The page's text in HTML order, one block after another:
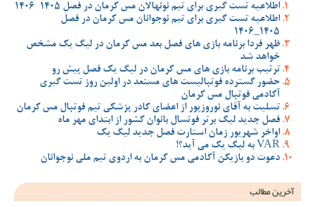
اطلاعیه تست گیری برای تیم نونهالان مس کرمان در فصل 1405-1406
اطلاعیه تست گیری برای تیم نوجوانان مس کرمان در فصل
1405_1406
ظهر فردا برنامه بازی های فصل بعد مس کرمان در لیگ یک مشخص
خواهد شد
ترتیب برنامه بازی های مس کرمان در لیگ یک فصل پیش رو
حضور گسترده فوتبالیست های مستعد در اولین روز تست گیری
آکادمی فوتبال مس کرمان
تسلیت به آقای نوروزپور از اعضای کادر پزشکی تیم فوتبال مس کرمان
فصل جدید لیگ برتر فوتسال بانوان کشور از ابتدای مهر ماه
اواخر شهریور زمان استارت فصل جدید لیگ یک
VAR به لیگ یک می آید؟!
دعوت دو بازیکن آکادمی مس کرمان به اردوی تیم ملی نوجوانان
آخرین مطالب